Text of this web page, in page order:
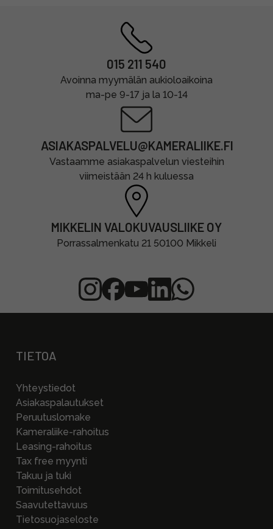
015 211 540
Avoinna myymälän aukioloaikoina
ma-pe 9-17 ja la 10-14
ASIAKASPALVELU@KAMERALIIKE.FI
Vastaamme asiakaspalvelun viesteihin
viimeistään 24 h kuluessa
MIKKELIN VALOKUVAUSLIIKE OY
Porrassalmenkatu 21 50100 Mikkeli
TIETOA
Yhteystiedot
Asiakaspalautukset
Peruutuslomake
Kameraliike-rahoitus
Leasing-rahoitus
Tax free myynti
Takuu ja tuki
Toimitusehdot
Saavutettavuus
Tietosuojaseloste